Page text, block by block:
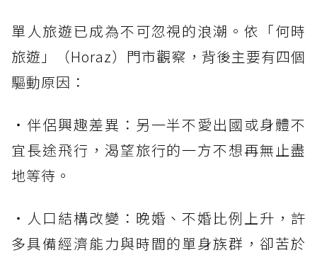
單人旅遊已成為不可忽視的浪潮。依「何時
旅遊」（Horaz）門市觀察，背後主要有四個
驅動原因：
・伴侶興趣差異：另一半不愛出國或身體不
宜長途飛行，渴望旅行的一方不想再無止盡
地等待。
・人口結構改變：晚婚、不婚比例上升，許
多具備經濟能力與時間的單身族群，卻苦於